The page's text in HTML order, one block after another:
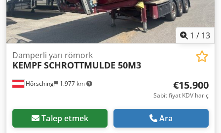
1 / 13
Hörsching 1.977 km
Damperli yarı römork
KEMPF SCHROTTMULDE 50M3
€15.900
Sabit fiyat KDV hariç
Talep etmek Ara